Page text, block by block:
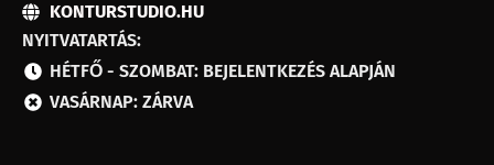
KONTURSTUDIO.HU
NYITVATARTÁS:
HÉTFŐ - SZOMBAT: BEJELENTKEZÉS ALAPJÁN
VASÁRNAP: ZÁRVA